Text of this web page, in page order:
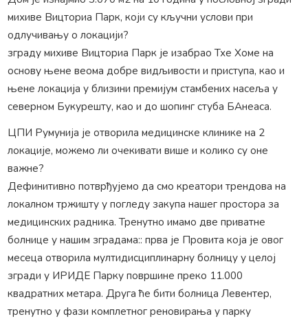
михиве Вицториа Парк, који су кључни услови при
одлучивању о локацији?
зграду михиве Вицториа Парк је изабрао Тхе Хоме на
основу њене веома добре видљивости и приступа, као и
њене локација у близини премијум стамбених насеља у
северном Букурешту, као и до шопинг стуба БАнеаса.
ЦПИ Румунија је отворила медицинске клинике на 2
локације, можемо ли очекивати више и колико су оне
важне?
Дефинитивно потврђујемо да смо креатори трендова на
локалном тржишту у погледу закупа нашег простора за
медицинских радника. Тренутно имамо две приватне
болнице у нашим зградама:: прва је Провита која је овог
месеца отворила мултидисциплинарну болницу у целој
згради у ИРИДЕ Парку површине преко 11.000
квадратних метара. Друга ће бити болница Левентер,
тренутно у фази комплетног реновирања у парку